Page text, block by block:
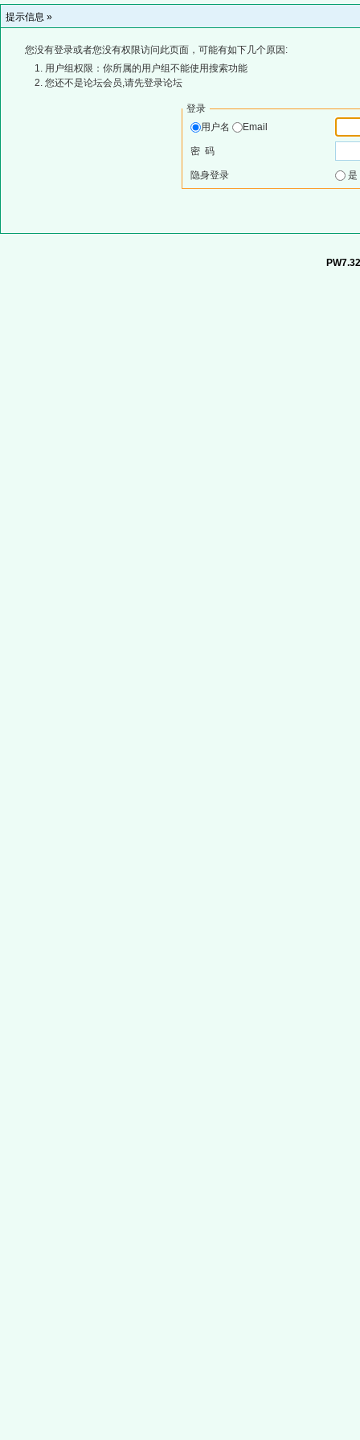
提示信息 »
您没有登录或者您没有权限访问此页面，可能有如下几个原因:
用户组权限：你所属的用户组不能使用搜索功能
您还不是论坛会员,请先登录论坛
登录
用户名
Email
密 码
隐身登录